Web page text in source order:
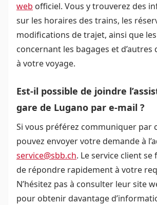
web officiel. Vous y trouverez des
sur les horaires des trains, les
modifications de trajet, ainsi que
concernant les bagages et d’autres
à votre voyage.
Est-il possible de joindre
gare de Lugano par e-mail ?
Si vous préférez communiquer par
pouvez envoyer votre demande à
service@sbb.ch. Le service client
de répondre rapidement à votre
N’hésitez pas à consulter leur site
pour obtenir davantage